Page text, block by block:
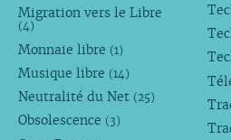
Migration vers le Libre
(4)
Monnaie libre (1)
Musique libre (14)
Neutralité du Net (25)
Obsolescence (3)